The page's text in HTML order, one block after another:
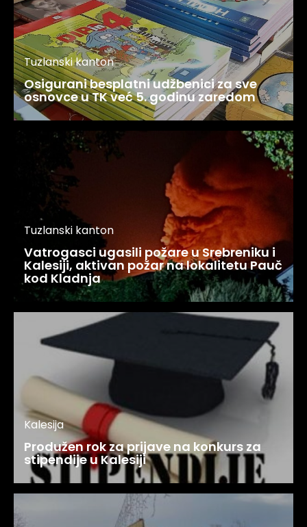
Tuzlanski kanton
Osigurani besplatni udžbenici za sve
osnovce u TK već 5. godinu zaredom
Tuzlanski kanton
Vatrogasci ugasili požare u Srebreniku i
Kalesiji, aktivan požar na lokalitetu Pauč
kod Kladnja
Kalesija
Produžen rok za prijave na konkurs za
stipendije u Kalesiji